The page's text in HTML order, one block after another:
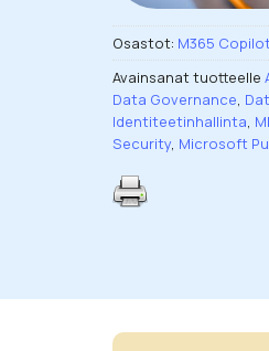
Osastot: M365 Copilot
Avainsanat tuotteelle
Data Governance,
Identiteetinhallinta,
Security, Microsoft